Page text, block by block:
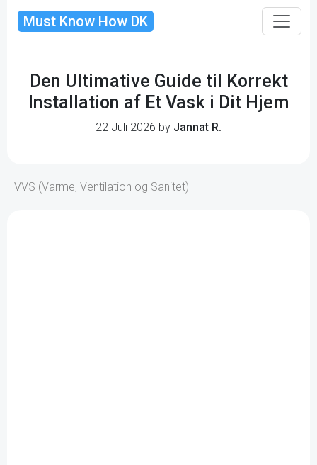
Must Know How DK
Den Ultimative Guide til Korrekt
Installation af Et Vask i Dit Hjem
22 Juli 2026 by Jannat R.
VVS (Varme, Ventilation og Sanitet)